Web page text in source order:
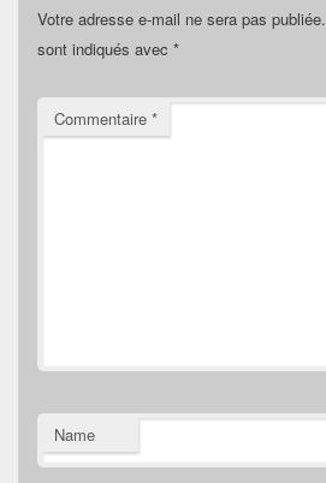
Votre adresse e-mail ne sera pas publiée.
sont indiqués avec *
Commentaire *
Name